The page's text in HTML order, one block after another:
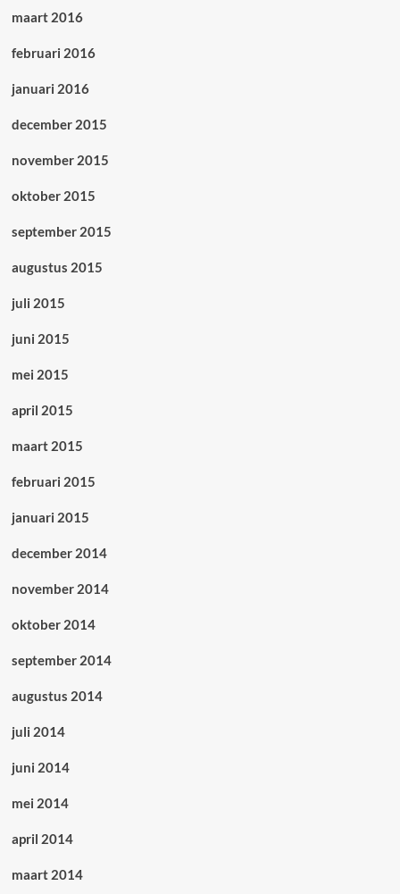
maart 2016
februari 2016
januari 2016
december 2015
november 2015
oktober 2015
september 2015
augustus 2015
juli 2015
juni 2015
mei 2015
april 2015
maart 2015
februari 2015
januari 2015
december 2014
november 2014
oktober 2014
september 2014
augustus 2014
juli 2014
juni 2014
mei 2014
april 2014
maart 2014